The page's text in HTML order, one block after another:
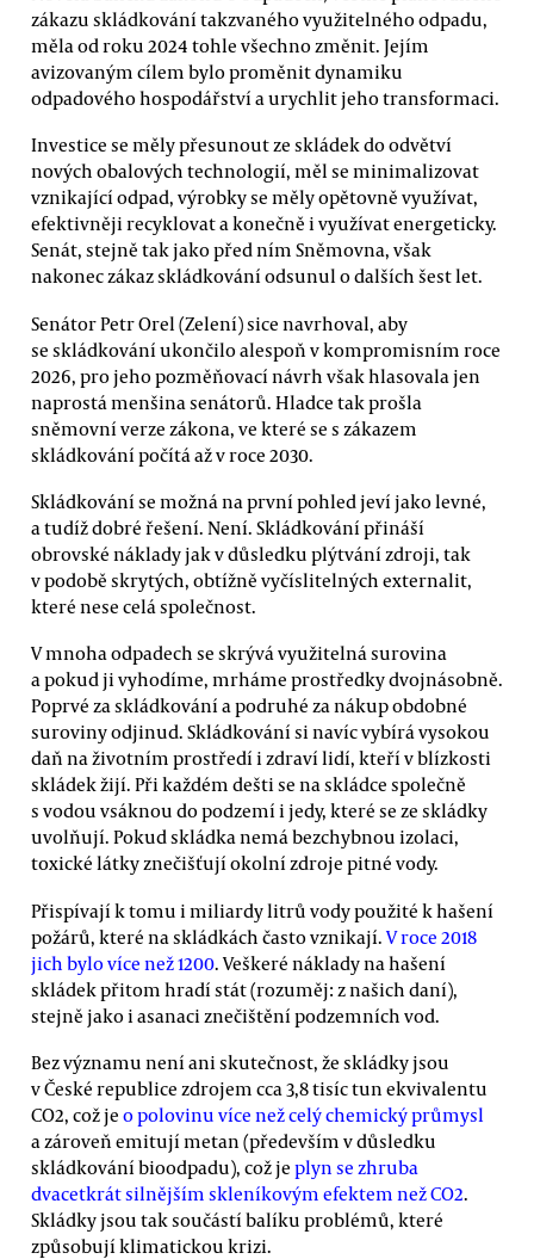
zákazu skládkování takzvaného využitelného odpadu,
měla od roku 2024 tohle všechno změnit. Jejím
avizovaným cílem bylo proměnit dynamiku
odpadového hospodářství a urychlit jeho transformaci.
Investice se měly přesunout ze skládek do odvětví
nových obalových technologií, měl se minimalizovat
vznikající odpad, výrobky se měly opětovně využívat,
efektivněji recyklovat a konečně i využívat energeticky.
Senát, stejně tak jako před ním Sněmovna, však
nakonec zákaz skládkování odsunul o dalších šest let.
Senátor Petr Orel (Zelení) sice navrhoval, aby
se skládkování ukončilo alespoň v kompromisním roce
2026, pro jeho pozměňovací návrh však hlasovala jen
naprostá menšina senátorů. Hladce tak prošla
sněmovní verze zákona, ve které se s zákazem
skládkování počítá až v roce 2030.
Skládkování se možná na první pohled jeví jako levné,
a tudíž dobré řešení. Není. Skládkování přináší
obrovské náklady jak v důsledku plýtvání zdroji, tak
v podobě skrytých, obtížně vyčíslitelných externalit,
které nese celá společnost.
V mnoha odpadech se skrývá využitelná surovina
a pokud ji vyhodíme, mrháme prostředky dvojnásobně.
Poprvé za skládkování a podruhé za nákup obdobné
suroviny odjinud. Skládkování si navíc vybírá vysokou
daň na životním prostředí i zdraví lidí, kteří v blízkosti
skládek žijí. Při každém dešti se na skládce společně
s vodou vsáknou do podzemí i jedy, které se ze skládky
uvolňují. Pokud skládka nemá bezchybnou izolaci,
toxické látky znečišťují okolní zdroje pitné vody.
Přispívají k tomu i miliardy litrů vody použité k hašení
požárů, které na skládkách často vznikají. V roce 2018
jich bylo více než 1200. Veškeré náklady na hašení
skládek přitom hradí stát (rozuměj: z našich daní),
stejně jako i asanaci znečištění podzemních vod.
Bez významu není ani skutečnost, že skládky jsou
v České republice zdrojem cca 3,8 tisíc tun ekvivalentu
CO2, což je o polovinu více než celý chemický průmysl
a zároveň emitují metan (především v důsledku
skládkování bioodpadu), což je plyn se zhruba
dvacetkrát silnějším skleníkovým efektem než CO2.
Skládky jsou tak součástí balíku problémů, které
způsobují klimatickou krizi.